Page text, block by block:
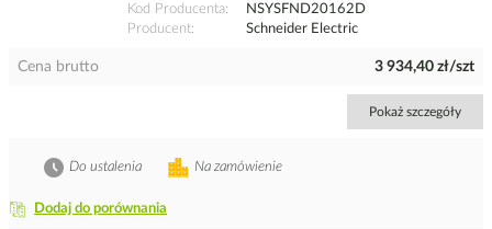
Kod Producenta
NSYSFND20162D
Producent
Schneider Electric
Cena brutto 3 934,40 zł/szt
Pokaż szczegóły
Dodaj do porównania
Na zamówienie
Do ustalenia